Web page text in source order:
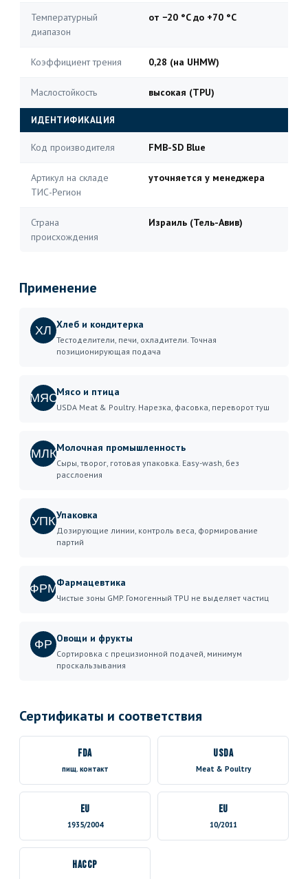
Температурный
диапазон
от −20 °C до +70 °C
Коэффициент трения 0,28 (на UHMW)
Маслостойкость высокая (TPU)
ИДЕНТИФИКАЦИЯ
Код производителя FMB-SD Blue
Артикул на складе
ТИС-Регион
уточняется у менеджера
Страна
происхождения
Израиль (Тель-Авив)
Применение
ХЛ Хлеб и кондитерка
Тестоделители, печи, охладители. Точная
позиционирующая подача
МЯСМясо и птица
USDA Meat & Poultry. Нарезка, фасовка, переворот туш
МЛКМолочная промышленность
Сыры, творог, готовая упаковка. Easy-wash, без
расслоения
УПКУпаковка
Дозирующие линии, контроль веса, формирование
партий
ФРМФармацевтика
Чистые зоны GMP. Гомогенный TPU не выделяет частиц
ФР Овощи и фрукты
Сортировка с прецизионной подачей, минимум
проскальзывания
Сертификаты и соответствия
FDA
пищ. контакт
USDA
Meat & Poultry
EU
1935/2004
EU
10/2011
HACCP